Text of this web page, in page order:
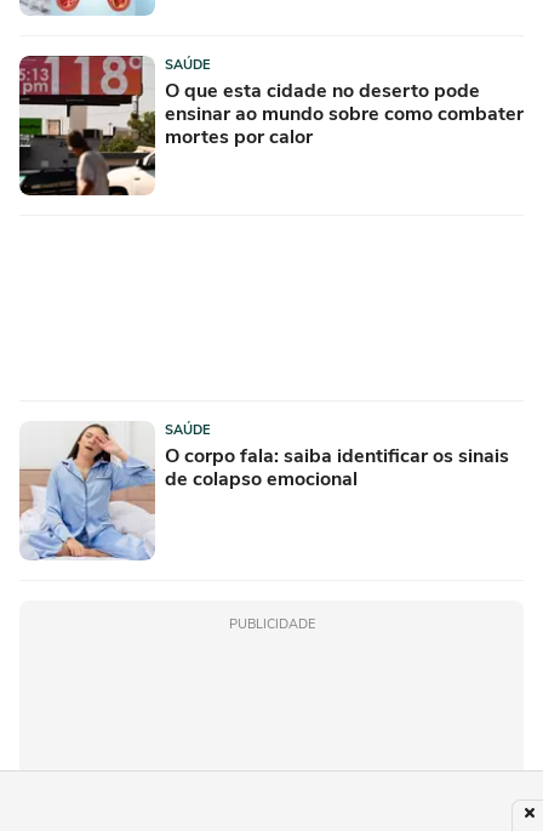
SAÚDE
O que esta cidade no deserto pode
ensinar ao mundo sobre como combater
mortes por calor
SAÚDE
O corpo fala: saiba identificar os sinais
de colapso emocional
PUBLICIDADE